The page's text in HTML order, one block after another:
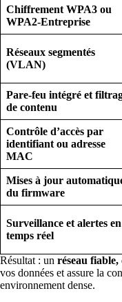
Chiffrement WPA3 ou
WPA2-Entreprise
Réseaux segmentés
(VLAN)
Pare-feu intégré et
de contenu
Contrôle d’accès par
identifiant ou adresse
MAC
Mises à jour
du firmware
Surveillance et alertes en
temps réel
Résultat : un réseau fiable,
vos données et assure la
environnement dense.